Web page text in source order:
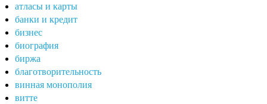
атласы и карты
банки и кредит
бизнес
биография
биржа
благотворительность
винная монополия
витте